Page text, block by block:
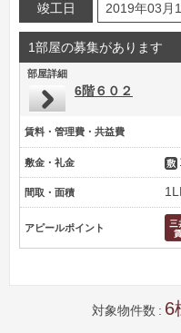
竣工日
2019年03月
1部屋の募集があります
部屋詳細
6階６０２
賃料・管理費・共益費
敷金・礼金
間取・面積
アピールポイント
対象物件数 6